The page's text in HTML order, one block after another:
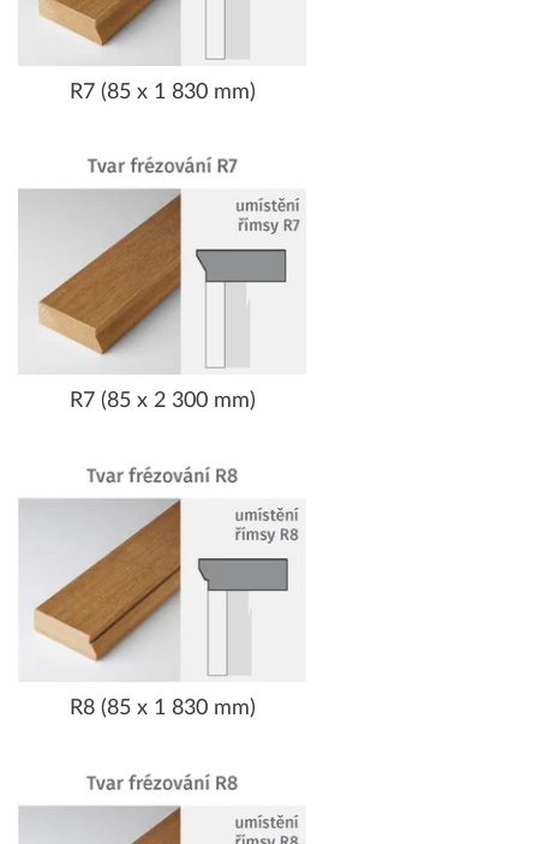
R7 (85 x 1 830 mm)
R7 (85 x 2 300 mm)
R8 (85 x 1 830 mm)